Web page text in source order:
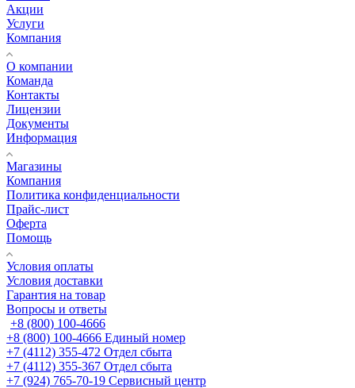
Акции
Услуги
Компания
О компании
Команда
Контакты
Лицензии
Документы
Информация
Магазины
Компания
Политика конфиденциальности
Прайс-лист
Оферта
Помощь
Условия оплаты
Условия доставки
Гарантия на товар
Вопросы и ответы
+8 (800) 100-4666
+8 (800) 100-4666 Единый номер
+7 (4112) 355-472 Отдел сбыта
+7 (4112) 355-367 Отдел сбыта
+7 (924) 765-70-19 Сервисный центр